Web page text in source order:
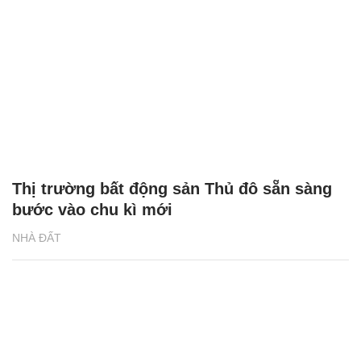
NHÀ ĐẤT
Thị trường bất động sản Thủ đô sẵn sàng
bước vào chu kì mới